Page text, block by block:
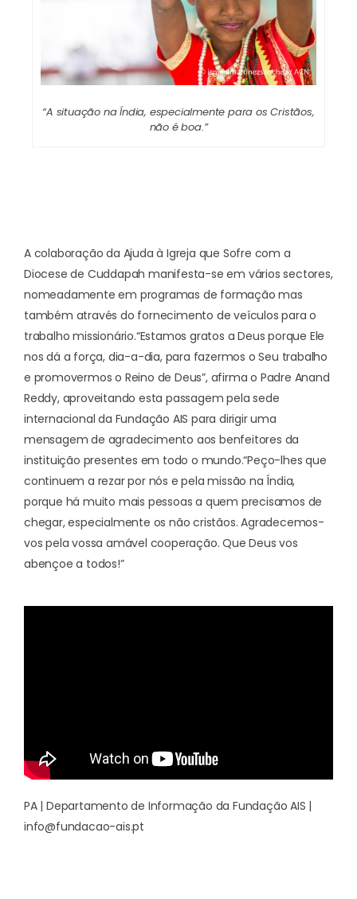
“A situação na Índia, especialmente para os Cristãos,
não é boa.”
A colaboração da Ajuda à Igreja que Sofre com a
Diocese de Cuddapah manifesta-se em vários sectores,
nomeadamente em programas de formação mas
também através do fornecimento de veículos para o
trabalho missionário.“Estamos gratos a Deus porque Ele
nos dá a força, dia-a-dia, para fazermos o Seu trabalho
e promovermos o Reino de Deus”, afirma o Padre Anand
Reddy, aproveitando esta passagem pela sede
internacional da Fundação AIS para dirigiruma
mensagem de agradecimento aos benfeitores da
instituição presentes em todo o mundo.“Peço-lhes que
continuem a rezar por nós e pela missão na Índia,
porque há muito mais pessoas a quem precisamos de
chegar, especialmente os não cristãos. Agradecemos-
vos pela vossa amável cooperação. Que Deus vos
abençoe a todos!”
PA | Departamento de Informação da Fundação AIS |
info@fundacao-ais.pt